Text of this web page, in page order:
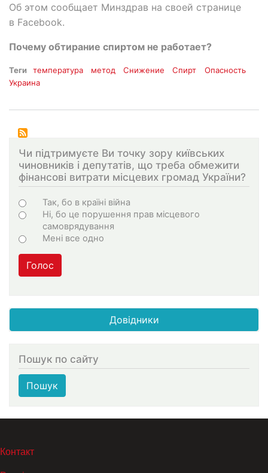
Об этом сообщает Минздрав на своей странице
в Facebook.
Почему обтирание спиртом не работает?
Теги температура метод Снижение Спирт
Опасность
Украина
Чи підтримуєте Ви точку зору київських
чиновників і депутатів, що треба обмежити
фінансові витрати місцевих громад України?
Choices
Так, бо в країні війна
Ні, бо це порушення прав місцевого
самоврядування
Мені все одно
Голос
Довідники
Пошук по сайту
Пошук
МЕНЮ В ПОДВАЛЕ
Контакт